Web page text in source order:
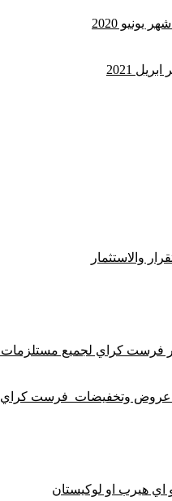
2020
2021
والاستثمار
كراي لجميع مستلزمات
عروض وتخفيضات فرست كراي
هيرب او لوكيستان